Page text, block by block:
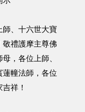
、十六世大寶
敬禮護摩主尊佛
，各位上師、
蓮幢法師，各位
祥！